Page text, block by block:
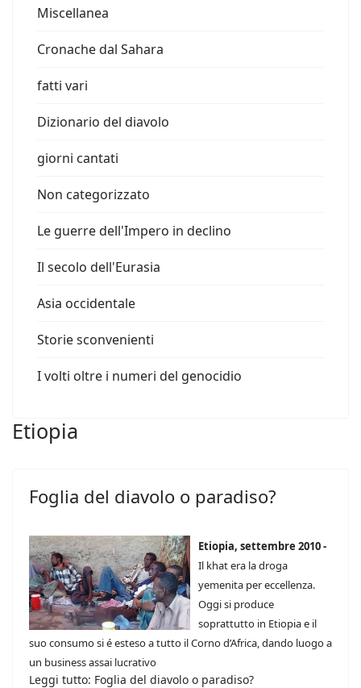
Miscellanea
Cronache dal Sahara
fatti vari
Dizionario del diavolo
giorni cantati
Non categorizzato
Le guerre dell'Impero in declino
Il secolo dell'Eurasia
Asia occidentale
Storie sconvenienti
I volti oltre i numeri del genocidio
Etiopia
Foglia del diavolo o paradiso?
Etiopia, settembre 2010 -
Il khat era la droga
yemenita per eccellenza.
Oggi si produce
soprattutto in Etiopia e il
suo consumo si é esteso a tutto il Corno d’Africa, dando luogo a
un business assai lucrativo
Leggi tutto: Foglia del diavolo o paradiso?